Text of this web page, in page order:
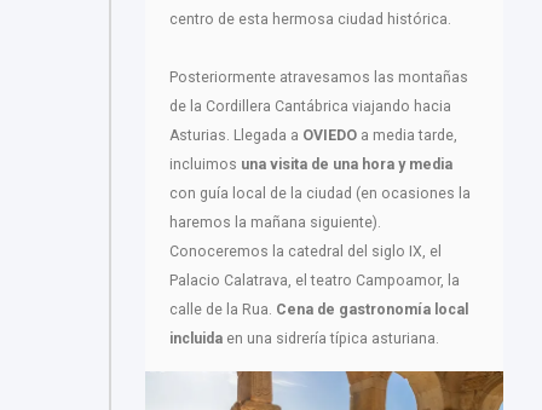
centro de esta hermosa ciudad histórica.
Posteriormente atravesamos las montañas
de la Cordillera Cantábrica viajando hacia
Asturias. Llegada a OVIEDO a media tarde,
incluimos una visita de una hora y media
con guía local de la ciudad (en ocasiones la
haremos la mañana siguiente).
Conoceremos la catedral del siglo IX, el
Palacio Calatrava, el teatro Campoamor, la
calle de la Rua. Cena de gastronomía local
incluida en una sidrería típica asturiana.